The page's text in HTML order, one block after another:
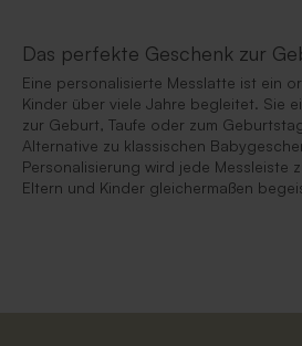
Das perfekte Geschenk zur
Eine personalisierte Messlatte ist ein
Kinder über viele Jahre begleitet. Sie
zur Geburt, Taufe oder zum
Alternative zu klassischen
Personalisierung wird jede Messleiste
Eltern und Kinder gleichermaßen